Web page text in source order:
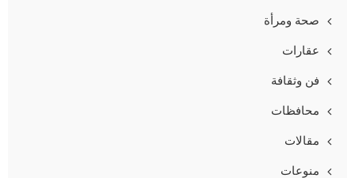
صحة ومرأة
عقارات
فن وثقافة
محافظات
مقالات
منوعات